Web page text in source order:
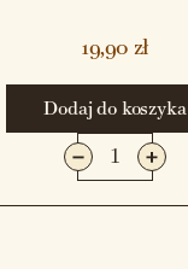
19,90 zł
Dodaj do koszyka